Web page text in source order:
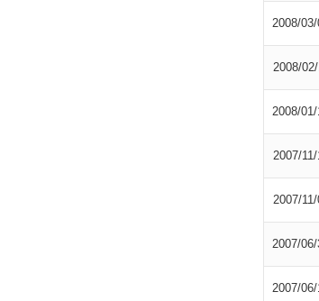
2008/
2008/02/
2008/
2007/11/
2007/11/
2007/
2007/